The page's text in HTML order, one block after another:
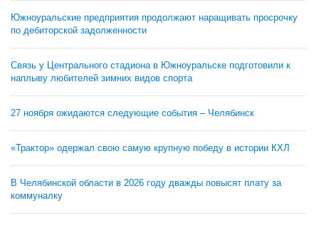
Южноуральские предприятия продолжают наращивать просрочку
по дебиторской задолженности
Связь у Центрального стадиона в Южноуральске подготовили к
наплыву любителей зимних видов спорта
27 ноября ожидаются следующие события – Челябинск
«Трактор» одержал свою самую крупную победу в истории КХЛ
В Челябинской области в 2026 году дважды повысят плату за
коммуналку